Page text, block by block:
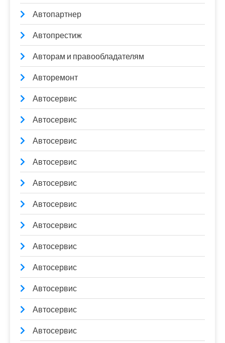
Автопартнер
Автопрестиж
Авторам и правообладателям
Авторемонт
Автосервис
Автосервис
Автосервис
Автосервис
Автосервис
Автосервис
Автосервис
Автосервис
Автосервис
Автосервис
Автосервис
Автосервис